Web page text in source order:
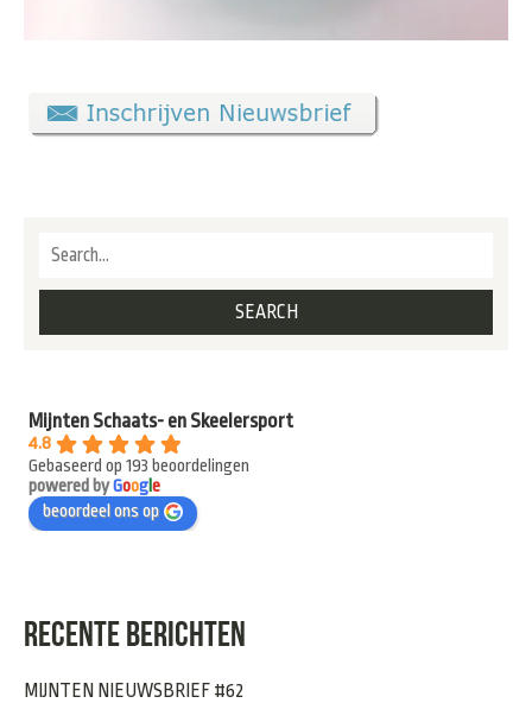
Mijnten Schaats- en Skeelersport
4.8
Gebaseerd op 193 beoordelingen
powered byGooge
beoordeel ons op
RECENTE BERICHTEN
MIJNTEN NIEUWSBRIEF #62